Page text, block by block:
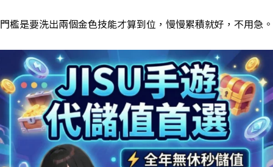
門檻是要洗出兩個金色技能才算到位，慢慢累積就好，不用急。